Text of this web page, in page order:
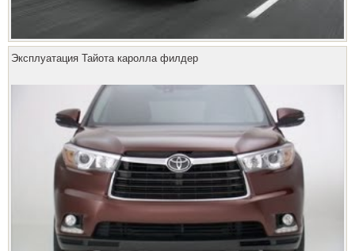
Эксплуатация Тайота каролла филдер